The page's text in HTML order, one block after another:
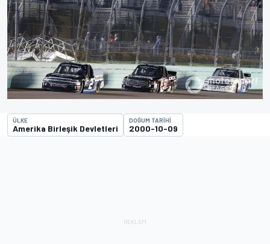
ÜLKE
Amerika Birleşik Devletleri
DOĞUM TARIHI
2000-10-09